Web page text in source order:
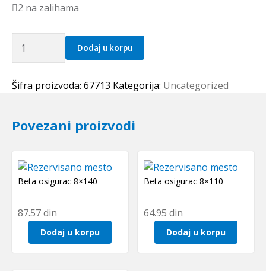
2 na zalihama
3213
NSK
Dodaj u korpu
Šifra proizvoda: 67713 Kategorija: Uncategorized
Povezani proizvodi
Beta osigurac 8×140
87.57din
Dodaj u korpu
Beta osigurac 8×110
64.95din
Dodaj u korpu